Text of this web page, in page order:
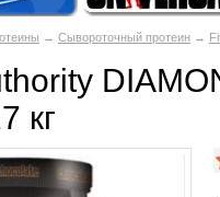
→ Сывороточный протеин →
кг